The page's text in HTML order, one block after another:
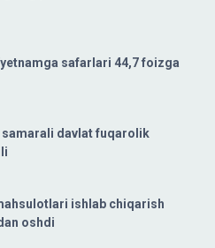
safarlari 44,7 foizga
davlat fuqarolik
ishlab chiqarish
oshdi